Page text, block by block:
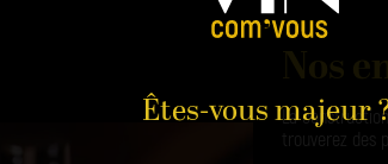
Êtes-vous majeur
La
trouverez des